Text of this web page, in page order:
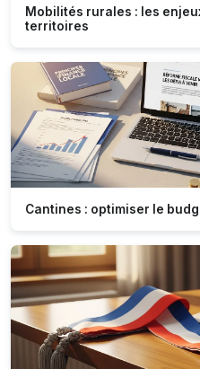
Mobilités rurales : les
territoires
Cantines : optimiser le